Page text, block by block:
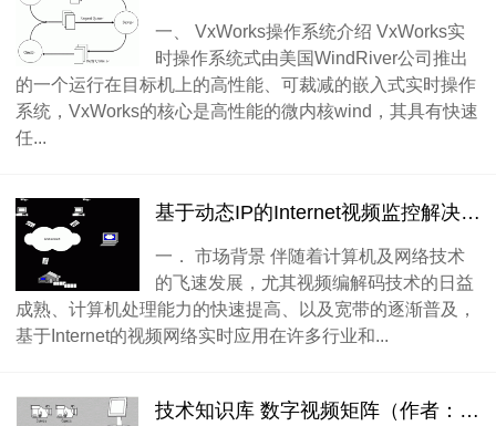
一、 VxWorks操作系统介绍 VxWorks实
时操作系统式由美国WindRiver公司推出
的一个运行在目标机上的高性能、可裁减的嵌入式实时操作
系统，VxWorks的核心是高性能的微内核wind，其具有快速
任...
基于动态IP的Internet视频监控解决方案（作者：吴晓晖）
一． 市场背景 伴随着计算机及网络技术
的飞速发展，尤其视频编解码技术的日益
成熟、计算机处理能力的快速提高、以及宽带的逐渐普及，
基于Internet的视频网络实时应用在许多行业和...
技术知识库 数字视频矩阵（作者：礼攀）